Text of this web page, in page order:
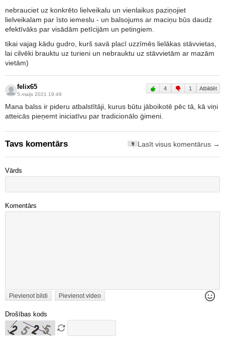
nebrauciet uz konkrēto lielveikalu un vienlaikus paziņojiet
lielveikalam par īsto iemeslu - un balsojums ar maciņu būs daudz
efektīvāks par visādām petīcijām un petingiem.
tikai vajag kādu gudro, kurš savā placī uzzīmēs lielākas stāvvietas,
lai cilvēki brauktu uz turieni un nebrauktu uz stāvvietām ar mazām
vietām)
felix65
5.maijs 2021 19:49
4 1 Atbildēt
Mana balss ir pideru atbalstītāji, kurus būtu jāboikotē pēc tā, kā viņi
atteicās pieņemt iniciatīvu par tradicionālo ģimeni.
Tavs komentārs 9 Lasīt visus komentārus →
Vārds
Komentārs
Pievienot bildi Pievienot video
Drošības kods